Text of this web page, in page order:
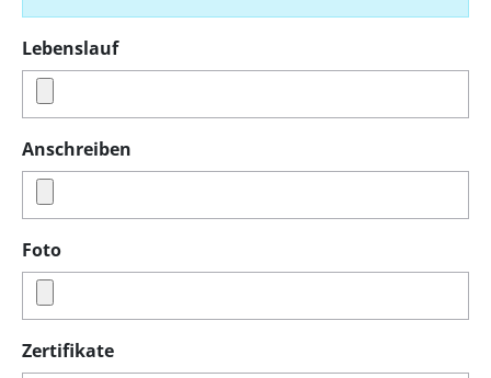
Lebenslauf
Anschreiben
Foto
Zertifikate